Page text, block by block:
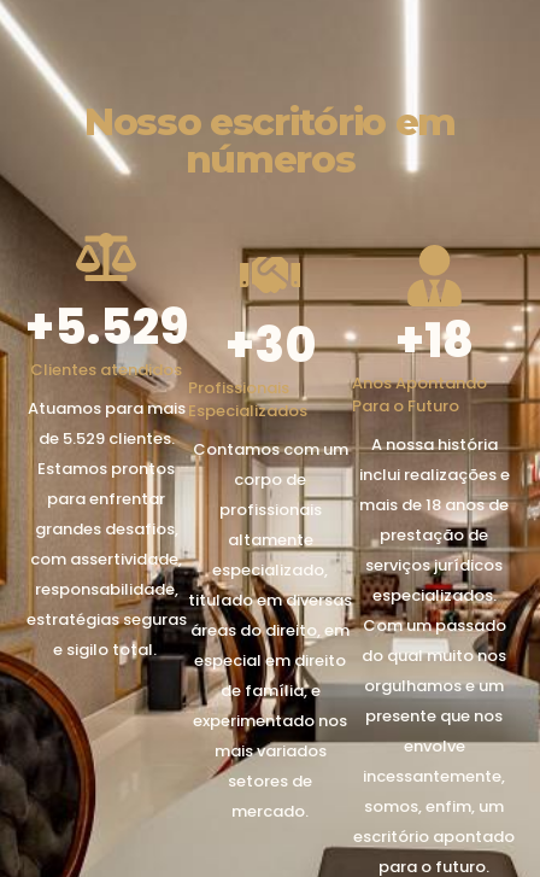
Nosso escritório em
números
Clientes atendidos
+5.529
Atuamos para mais
de 5.529 clientes.
Estamos prontos
para enfrentar
grandes desafios,
com assertividade,
responsabilidade,
estratégias seguras
e sigilo total.
Profissionais
Especializados
+30
Contamos com um
corpo de
profissionais
altamente
especializado,
titulado em diversas
áreas do direito, em
especial em direito
de família, e
experimentado nos
mais variados
setores de
mercado.
Anos Apontando
Para o Futuro
+18
A nossa história
inclui realizações e
mais de 18 anos de
prestação de
serviços jurídicos
especializados.
Com um passado
do qual muito nos
orgulhamos e um
presente que nos
envolve
incessantemente,
somos, enfim, um
escritório apontado
para o futuro.